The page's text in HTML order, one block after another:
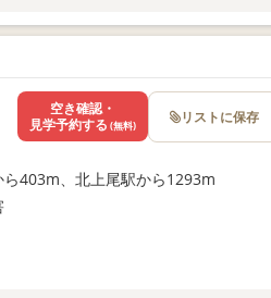
ら403m、北上尾駅から1293m
空き確認・
見学予約する (無料) リストに保存